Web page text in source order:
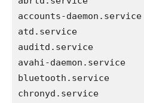
accounts-
atd.service
auditd.service
avahi-
bluetooth.service
chronyd.service